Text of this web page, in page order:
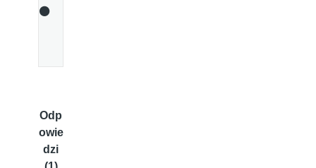
⚫️
Odp
owie
dzi